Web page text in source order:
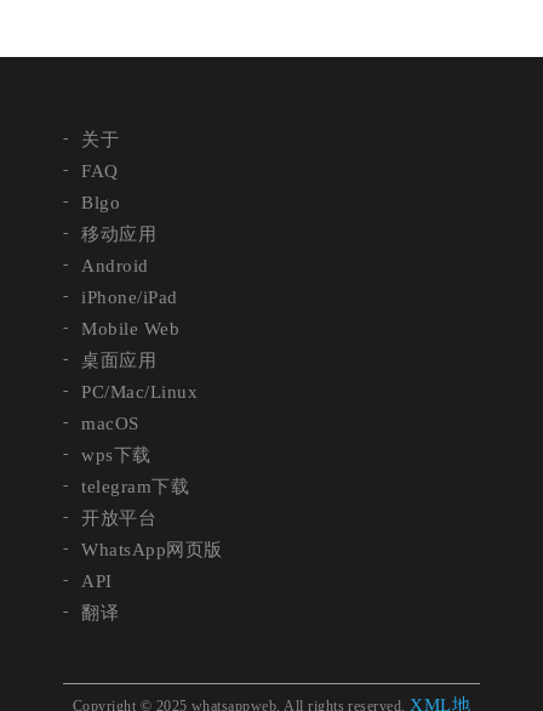
关于
FAQ
Blgo
移动应用
Android
iPhone/iPad
Mobile Web
桌面应用
PC/Mac/Linux
macOS
wps下载
telegram下载
开放平台
WhatsApp网页版
API
翻译
Copyright © 2025 whatsappweb. All rights reserved.XML地